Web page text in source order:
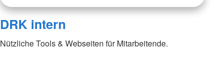
DRK intern
Nützliche Tools & Webseiten für Mitarbeitende.